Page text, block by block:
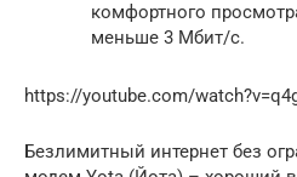
комфортного
меньше 3 Мбит/с.
https://youtube.com/
Безлимитный интернет без